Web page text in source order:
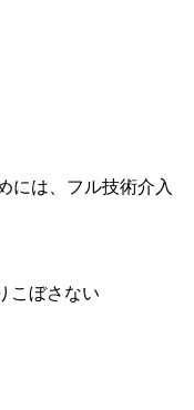
には、フル技術介入
こぼさない